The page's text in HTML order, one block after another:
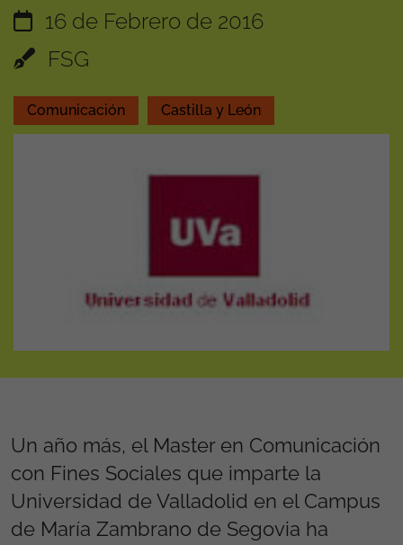
16 de Febrero de 2016
FSG
Comunicación Castilla y León
Un año más, el Master en Comunicación
con Fines Sociales que imparte la
Universidad de Valladolid en el Campus
de María Zambrano de Segovia ha